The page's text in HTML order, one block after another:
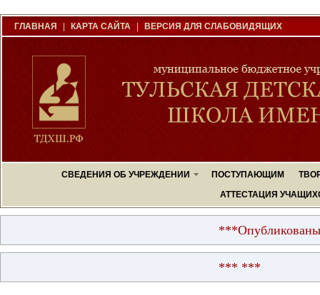
ГЛАВНАЯ КАРТА САЙТА ВЕРСИЯ ДЛЯ СЛАБОВИДЯЩИХ
СВЕДЕНИЯ ОБ УЧРЕЖДЕНИИ ПОСТУПАЮЩИМ
АТТЕСТАЦИЯ
***Опубликованы
*** ***